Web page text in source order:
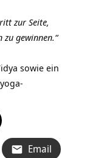
zur Seite,
gewinnen.“
sowie ein
Email